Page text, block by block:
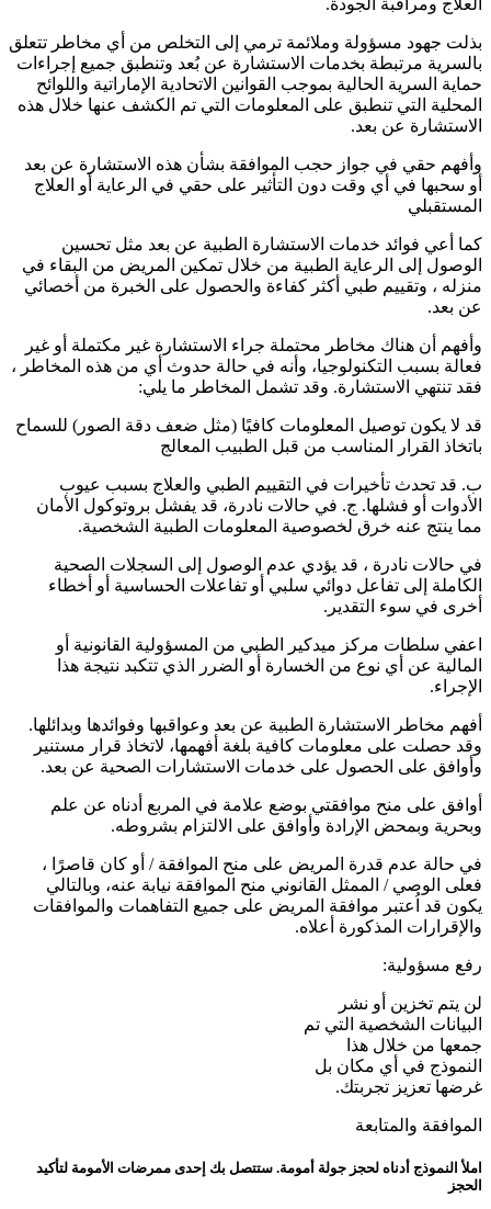
بذلت جهود مسؤولة وملائمة ترمي إلى التخلص من أي مخاطر تتعلق
بالسرية مرتبطة بخدمات الاستشارة عن بُعد وتنطبق جميع إجراءات
حماية السرية الحالية بموجب القوانين الاتحادية الإماراتية واللوائح
المحلية التي تنطبق على المعلومات التي تم الكشف عنها خلال هذه
الاستشارة عن بعد.
وأفهم حقي في جواز حجب الموافقة بشأن هذه الاستشارة عن بعد
أو سحبها في أي وقت دون التأثير على حقي في الرعاية أو العلاج
المستقبلي
كما أعي فوائد خدمات الاستشارة الطبية عن بعد مثل تحسين
الوصول إلى الرعاية الطبية من خلال تمكين المريض من البقاء في
منزله ، وتقييم طبي أكثر كفاءة والحصول على الخبرة من أخصائي
عن بعد.
وأفهم أن هناك مخاطر محتملة جراء الاستشارة غير مكتملة أو غير
فعالة بسبب التكنولوجيا، وأنه في حالة حدوث أي من هذه المخاطر ،
فقد تنتهي الاستشارة. وقد تشمل المخاطر ما يلي:
قد لا يكون توصيل المعلومات كافيًا (مثل ضعف دقة الصور) للسماح
باتخاذ القرار المناسب من قبل الطبيب المعالج
ب. قد تحدث تأخيرات في التقييم الطبي والعلاج بسبب عيوب
الأدوات أو فشلها. ج. في حالات نادرة، قد يفشل بروتوكول الأمان
مما ينتج عنه خرق لخصوصية المعلومات الطبية الشخصية.
في حالات نادرة ، قد يؤدي عدم الوصول إلى السجلات الصحية
الكاملة إلى تفاعل دوائي سلبي أو تفاعلات الحساسية أو أخطاء
أخرى في سوء التقدير.
اعفي سلطات مركز ميدكير الطبي من المسؤولية القانونية أو
المالية عن أي نوع من الخسارة أو الضرر الذي تتكبد نتيجة هذا
الإجراء.
أفهم مخاطر الاستشارة الطبية عن بعد وعواقبها وفوائدها وبدائلها.
وقد حصلت على معلومات كافية بلغة أفهمها، لاتخاذ قرار مستنير
وأوافق على الحصول على خدمات الاستشارات الصحية عن بعد.
أوافق على منح موافقتي بوضع علامة في المربع أدناه عن علم
وبحرية وبمحض الإرادة وأوافق على الالتزام بشروطه.
في حالة عدم قدرة المريض على منح الموافقة / أو كان قاصرًا ،
فعلى الوصي / الممثل القانوني منح الموافقة نيابة عنه، وبالتالي
يكون قد اُعتبر موافقة المريض على جميع التفاهمات والموافقات
والإقرارات المذكورة أعلاه.
رفع مسؤولية:
لن يتم تخزين أو نشر
البيانات الشخصية التي تم
جمعها من خلال هذا
النموذج في أي مكان بل
غرضها تعزيز تجربتك.
الموافقة والمتابعة
املأ النموذج أدناه لحجز جولة أمومة. ستتصل بك إحدى ممرضات الأمومة لتأكيد
الحجز